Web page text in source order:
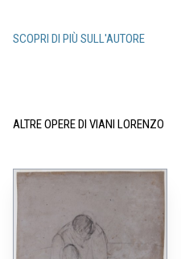
SCOPRI DI PIÙ SULL'AUTORE
ALTRE OPERE DI VIANI LORENZO